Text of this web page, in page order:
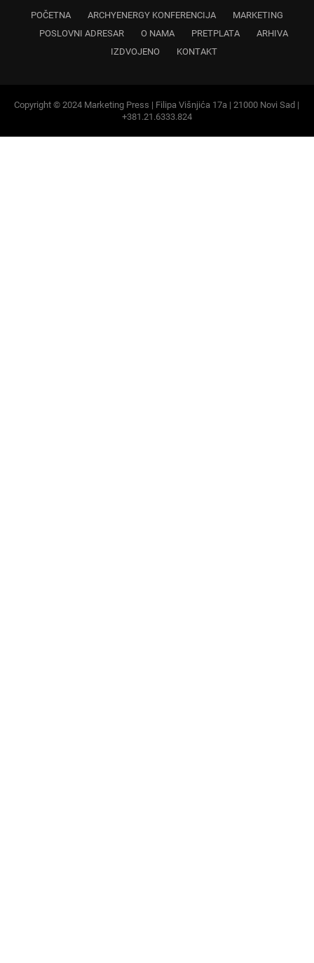
POČETNA ARCHYENERGY KONFERENCIJA
MARKETING
POSLOVNI ADRESAR
O NAMA PRETPLATA
ARHIVA
IZDVOJENO
KONTAKT
Copyright © 2024 Marketing Press | Filipa Višnjića 17a | 21000 Novi Sad |
+381.21.6333.824